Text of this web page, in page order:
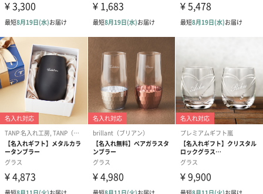
商品本体サイ
ズ
直径70mm×高さ70mm
商品外装サイ
ズ
商品本体重量
100g
商品全体重量
120g
商品オプション情報
紙袋